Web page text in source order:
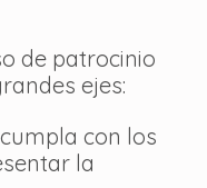
de patrocinio
ejes:
cumpla con los
la